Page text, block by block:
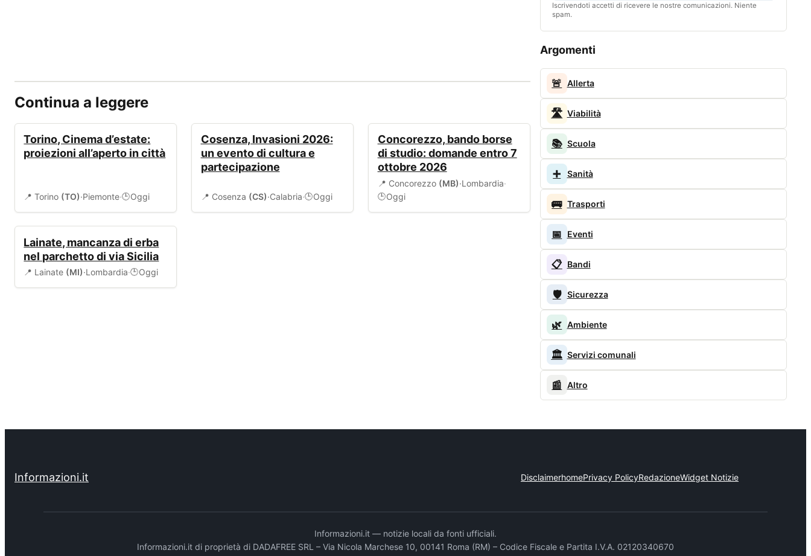
Continua a leggere
Torino, Cinema d’estate:
proiezioni all’aperto in città
📍 Torino (TO)·Piemonte·🕒Oggi
Cosenza, Invasioni 2026:
un evento di cultura e
partecipazione
📍 Cosenza (CS)·Calabria·🕒Oggi
Concorezzo, bando borse
di studio: domande entro 7
ottobre 2026
📍 Concorezzo (MB)·Lombardia·
🕒Oggi
Lainate, mancanza di erba
nel parchetto di via Sicilia
📍 Lainate (MI)·Lombardia·🕒Oggi
Iscrivendoti accetti di ricevere le nostre comunicazioni. Niente
spam.
Argomenti
🚨 Allerta
🛣️ Viabilità
📚 Scuola
➕ Sanità
🚌 Trasporti
📅 Eventi
📋 Bandi
🛡️ Sicurezza
🌿 Ambiente
🏛️ Servizi comunali
📰 Altro
Informazioni.it DisclaimerhomePrivacy PolicyRedazioneWidget Notizie
Informazioni.it — notizie locali da fonti ufficiali.
Informazioni.it di proprietà di DADAFREE SRL – Via Nicola Marchese 10, 00141 Roma (RM) – Codice Fiscale e Partita I.V.A. 02120340670